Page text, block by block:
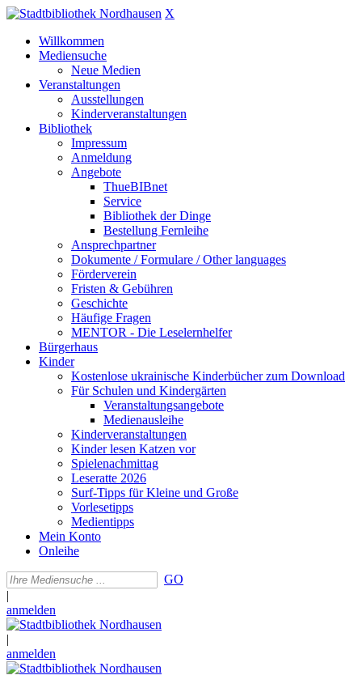
X
Willkommen
Mediensuche
Neue Medien
Veranstaltungen
Ausstellungen
Kinderveranstaltungen
Bibliothek
Impressum
Anmeldung
Angebote
ThueBIBnet
Service
Bibliothek der Dinge
Bestellung Fernleihe
Ansprechpartner
Dokumente / Formulare / Other languages
Förderverein
Fristen & Gebühren
Geschichte
Häufige Fragen
MENTOR - Die Leselernhelfer
Bürgerhaus
Kinder
Kostenlose ukrainische Kinderbücher zum Download
Für Schulen und Kindergärten
Veranstaltungsangebote
Medienausleihe
Kinderveranstaltungen
Kinder lesen Katzen vor
Spielenachmittag
Leseratte 2026
Surf-Tipps für Kleine und Große
Vorlesetipps
Medientipps
Mein Konto
Onleihe
GO
|
anmelden
|
anmelden